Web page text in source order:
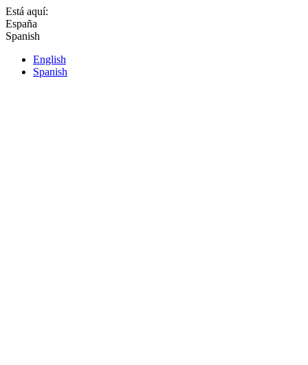
Está aquí:
España
Spanish
English
Spanish